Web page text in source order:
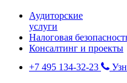
Аудиторские
услуги
Налоговая
Консалтинг и проекты
+7 495 134-32-23